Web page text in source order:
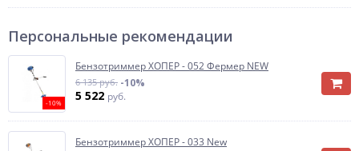
Персональные рекомендации
-10%
Бензотриммер ХОПЕР - 052 Фермер NEW
6 135 руб. -10%
5 522 руб.
Бензотриммер ХОПЕР - 033 New